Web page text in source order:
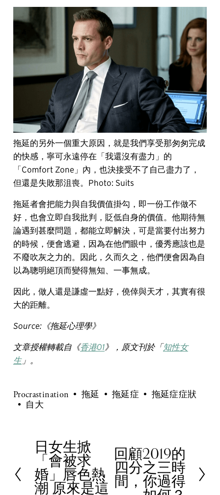
拖延的另外一個重大原因，就是我們享受那匆匆完成
的快感，寧可永遠停在「我還沒有盡力」的
「Comfort Zone」內，也決接受不了自己盡力了，
但還是失敗那沮喪。Photo: Suits
拖延者會把能力與自我價值掛勾，即一份工作做不
好，也會立即自我批判，貶低自身的價值。他期待無
論遇到甚麼問題，都能立即解決，可是當要付出努力
的時候，便會逃避，因為在他們眼中，優秀應該也是
不廢吹灰之力的。因此，久而久之，他們便會因為自
以為聰明絕頂而變得無知、一事無成。
因此，做人還是謙虛一點好，僥倖與天才，其實有很
大的距離。
Source:《拖延心理學》
文章授權轉載自《香港01》，原文刊於「知性女
生」。
Procrastination 拖延 拖延症
拖延症症狀
自大
P
e
v
日女生掀
「會被求
婚」唇色熱
潮 原來是這
回顧2019的
四分之三時
間，你過得